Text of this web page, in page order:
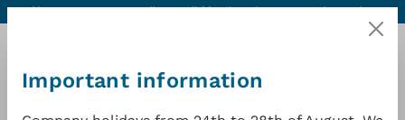
Passer au contenu principal
Aide & contact Excellente qualité à un bon prix 1 an de garantie
Important information